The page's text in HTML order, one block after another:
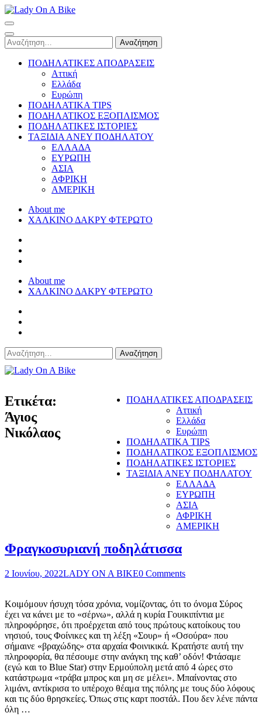
Skip
to
content
(Press
Enter)
Αναζήτηση
για:
ΠΟΔΗΛΑΤΙΚΕΣ ΑΠΟΔΡΑΣΕΙΣ
Αττική
Ελλάδα
Ευρώπη
ΠΟΔΗΛΑΤΙΚΑ TIPS
ΠΟΔΗΛΑΤΙΚΟΣ ΕΞΟΠΛΙΣΜΟΣ
ΠΟΔΗΛΑΤΙΚΕΣ ΙΣΤΟΡΙΕΣ
ΤΑΞΙΔΙΑ ΑΝΕΥ ΠΟΔΗΛΑΤΟΥ
ΕΛΛΑΔΑ
ΕΥΡΩΠΗ
ΑΣΙΑ
ΑΦΡΙΚΗ
ΑΜΕΡΙΚΗ
About me
ΧΑΛΚΙΝΟ ΔΑΚΡΥ ΦΤΕΡΩΤΟ
About me
ΧΑΛΚΙΝΟ ΔΑΚΡΥ ΦΤΕΡΩΤΟ
Αναζήτηση
για:
ΠΟΔΗΛΑΤΙΚΕΣ ΑΠΟΔΡΑΣΕΙΣ
Αττική
Ελλάδα
Ευρώπη
ΠΟΔΗΛΑΤΙΚΑ TIPS
ΠΟΔΗΛΑΤΙΚΟΣ ΕΞΟΠΛΙΣΜΟΣ
ΠΟΔΗΛΑΤΙΚΕΣ ΙΣΤΟΡΙΕΣ
ΤΑΞΙΔΙΑ ΑΝΕΥ ΠΟΔΗΛΑΤΟΥ
ΕΛΛΑΔΑ
ΕΥΡΩΠΗ
ΑΣΙΑ
ΑΦΡΙΚΗ
ΑΜΕΡΙΚΗ
Ετικέτα:
Άγιος
Νικόλαος
Φραγκοσυριανή ποδηλάτισσα
2 Ιουνίου, 2022LADY ON A BIKE0 Comments
Κοιμόμουν ήσυχη τόσα χρόνια, νομίζοντας, ότι το όνομα Σύρος
έχει να κάνει με το «σέρνω», αλλά η κυρία Γουικιπίντια με
πληροφόρησε, ότι προέρχεται από τους πρώτους κατοίκους του
νησιού, τους Φοίνικες και τη λέξη «Σουρ» ή «Οσούρα» που
σήμαινε «βραχώδης» στα αρχαία Φοινικικά. Κρατήστε αυτή την
πληροφορία, θα πέσουμε στην ανάγκη της καθ’ οδόν! Φτάσαμε
(εγώ και το Blue Star) στην Ερμούπολη μετά από 4 ώρες στο
κατάστρωμα «τράβα μπρος και μη σε μέλει». Μπαίνοντας στο
λιμάνι, αντίκρισα το υπέροχο θέαμα της πόλης με τους δύο λόφους
και τις δύο θρησκείες. Όπως στις καρτ ποστάλ. Που δεν λένε πάντα
όλη …